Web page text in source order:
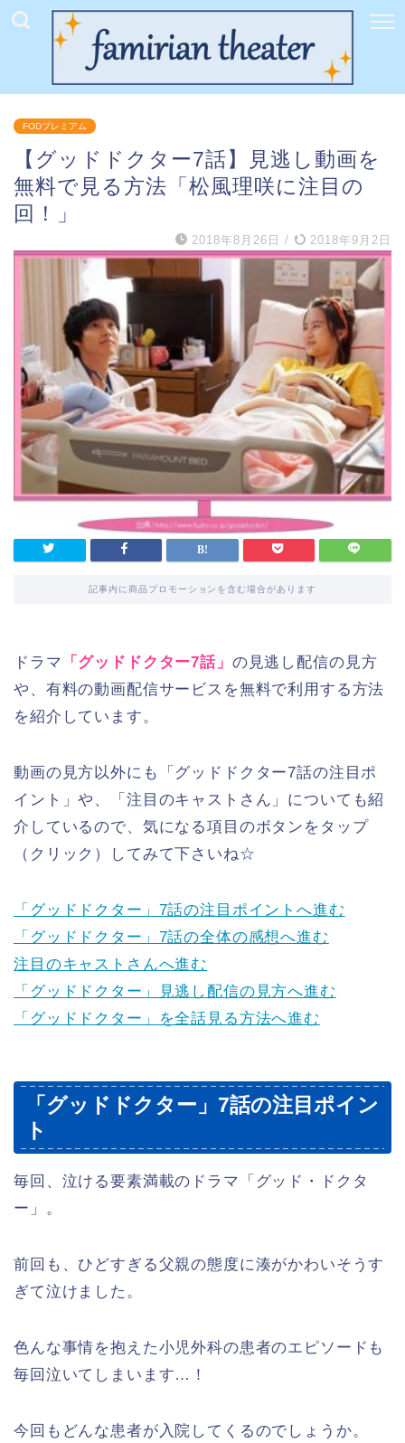
FODプレミアム
【グッドドクター7話】見逃し動画を
無料で見る方法「松風理咲に注目の
回！」
2018年8月26日 / 2018年9月2日
記事内に商品プロモーションを含む場合があります
ドラマ 「グッドドクター7話」 の見逃し配信の見方
や、有料の動画配信サービスを無料で利用する方法
を紹介しています。
動画の見方以外にも「グッドドクター7話の注目ポ
イント」や、「注目のキャストさん」についても紹
介しているので、気になる項目のボタンをタップ
（クリック）してみて下さいね☆
「グッドドクター」7話の注目ポイントへ進む
「グッドドクター」7話の全体の感想へ進む
注目のキャストさんへ進む
「グッドドクター」見逃し配信の見方へ進む
「グッドドクター」を全話見る方法へ進む
「グッドドクター」7話の注目ポイン
ト
毎回、泣ける要素満載のドラマ「グッド・ドクタ
ー」。
前回も、ひどすぎる父親の態度に湊がかわいそうす
ぎて泣けました。
色んな事情を抱えた小児外科の患者のエピソードも
毎回泣いてしまいます…！
今回もどんな患者が入院してくるのでしょうか。